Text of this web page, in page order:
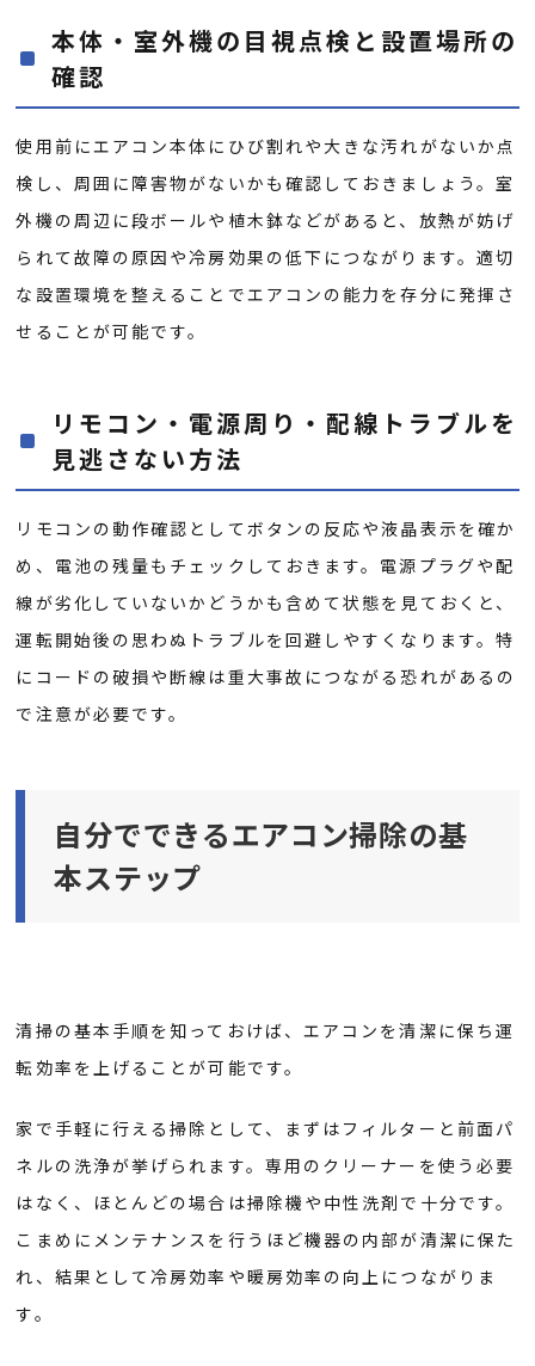
本体・室外機の目視点検と設置場所の
確認
使用前にエアコン本体にひび割れや大きな汚れがないか点
検し、周囲に障害物がないかも確認しておきましょう。室
外機の周辺に段ボールや植木鉢などがあると、放熱が妨げ
られて故障の原因や冷房効果の低下につながります。適切
な設置環境を整えることでエアコンの能力を存分に発揮さ
せることが可能です。
リモコン・電源周り・配線トラブルを
見逃さない方法
リモコンの動作確認としてボタンの反応や液晶表示を確か
め、電池の残量もチェックしておきます。電源プラグや配
線が劣化していないかどうかも含めて状態を見ておくと、
運転開始後の思わぬトラブルを回避しやすくなります。特
にコードの破損や断線は重大事故につながる恐れがあるの
で注意が必要です。
自分でできるエアコン掃除の基
本ステップ
清掃の基本手順を知っておけば、エアコンを清潔に保ち運
転効率を上げることが可能です。
家で手軽に行える掃除として、まずはフィルターと前面パ
ネルの洗浄が挙げられます。専用のクリーナーを使う必要
はなく、ほとんどの場合は掃除機や中性洗剤で十分です。
こまめにメンテナンスを行うほど機器の内部が清潔に保た
れ、結果として冷房効率や暖房効率の向上につながりま
す。